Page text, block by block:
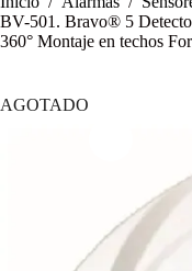
BV-501. Bravo® 5
360° Montaje en techos
AGOTADO